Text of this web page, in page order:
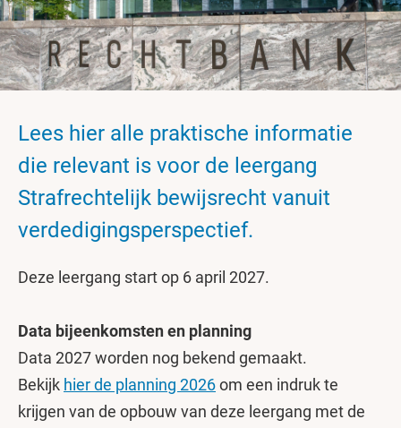
Lees hier alle praktische informatie
die relevant is voor de leergang
Strafrechtelijk bewijsrecht vanuit
verdedigingsperspectief.
Deze leergang start op 6 april 2027.
Data bijeenkomsten en planning
Data 2027 worden nog bekend gemaakt.
Bekijk hier de planning 2026om een indruk te
krijgen van de opbouw van deze leergang met de